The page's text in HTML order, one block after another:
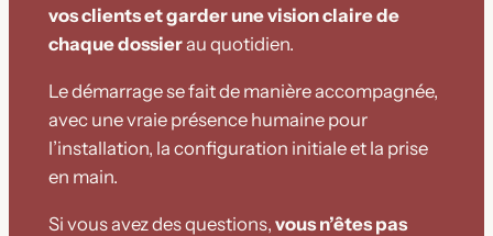
vos clients et garder une vision claire de
chaque dossierau quotidien.
Le démarrage se fait de manière accompagnée,
avec une vraie présence humaine pour
l’installation, la configuration initiale et la prise
en main.
Si vous avez des questions, vous n’êtes pas